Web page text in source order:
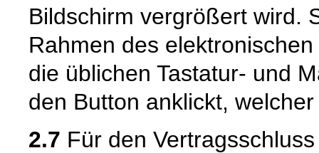
Bildschirm vergrößert wird.
Rahmen des
die üblichen Tastatur- und
den Button anklickt,
2.7 Für den